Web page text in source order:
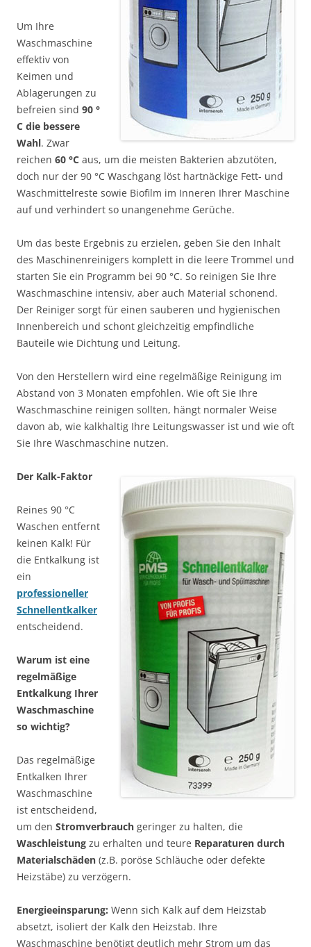
Um Ihre
Waschmaschine
effektiv von
Keimen und
Ablagerungen zu
befreien sind 90 °
C die bessere
Wahl. Zwar
reichen 60 °C aus, um die meisten Bakterien abzutöten,
doch nur der 90 °C Waschgang löst hartnäckige Fett- und
Waschmittelreste sowie Biofilm im Inneren Ihrer Maschine
auf und verhindert so unangenehme Gerüche.
Um das beste Ergebnis zu erzielen, geben Sie den Inhalt
des Maschinenreinigers komplett in die leere Trommel und
starten Sie ein Programm bei 90 °C. So reinigen Sie Ihre
Waschmaschine intensiv, aber auch Material schonend.
Der Reiniger sorgt für einen sauberen und hygienischen
Innenbereich und schont gleichzeitig empfindliche
Bauteile wie Dichtung und Leitung.
Von den Herstellern wird eine regelmäßige Reinigung im
Abstand von 3 Monaten empfohlen. Wie oft Sie Ihre
Waschmaschine reinigen sollten, hängt normaler Weise
davon ab, wie kalkhaltig Ihre Leitungswasser ist und wie oft
Sie Ihre Waschmaschine nutzen.
Der Kalk-Faktor
Reines 90 °C
Waschen entfernt
keinen Kalk! Für
die Entkalkung ist
ein
professioneller
Schnellentkalker
entscheidend.
Warum ist eine
regelmäßige
Entkalkung Ihrer
Waschmaschine
so wichtig?
Das regelmäßige
Entkalken Ihrer
Waschmaschine
ist entscheidend,
um den Stromverbrauch geringer zu halten, die
Waschleistung zu erhalten und teure Reparaturen durch
Materialschäden (z.B. poröse Schläuche oder defekte
Heizstäbe) zu verzögern.
Energieeinsparung: Wenn sich Kalk auf dem Heizstab
absetzt, isoliert der Kalk den Heizstab. Ihre
Waschmaschine benötigt deutlich mehr Strom um das